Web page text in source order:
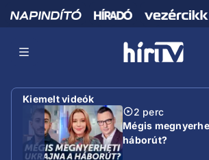
Kiemelt videók
2 perc
Mégis
háborút?